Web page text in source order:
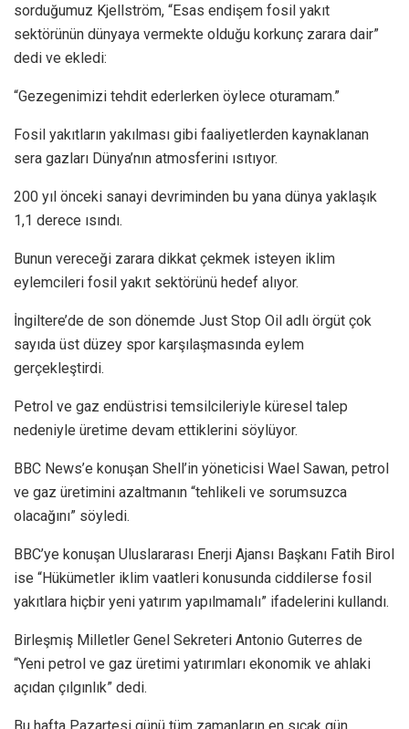
sorduğumuz Kjellström, “Esas endişem fosil yakıt
sektörünün dünyaya vermekte olduğu korkunç zarara dair”
dedi ve ekledi:
“Gezegenimizi tehdit ederlerken öylece oturamam.”
Fosil yakıtların yakılması gibi faaliyetlerden kaynaklanan
sera gazları Dünya’nın atmosferini ısıtıyor.
200 yıl önceki sanayi devriminden bu yana dünya yaklaşık
1,1 derece ısındı.
Bunun vereceği zarara dikkat çekmek isteyen iklim
eylemcileri fosil yakıt sektörünü hedef alıyor.
İngiltere’de de son dönemde Just Stop Oil adlı örgüt çok
sayıda üst düzey spor karşılaşmasında eylem
gerçekleştirdi.
Petrol ve gaz endüstrisi temsilcileriyle küresel talep
nedeniyle üretime devam ettiklerini söylüyor.
BBC News’e konuşan Shell’in yöneticisi Wael Sawan, petrol
ve gaz üretimini azaltmanın “tehlikeli ve sorumsuzca
olacağını” söyledi.
BBC’ye konuşan Uluslararası Enerji Ajansı Başkanı Fatih Birol
ise “Hükümetler iklim vaatleri konusunda ciddilerse fosil
yakıtlara hiçbir yeni yatırım yapılmamalı” ifadelerini kullandı.
Birleşmiş Milletler Genel Sekreteri Antonio Guterres de
“Yeni petrol ve gaz üretimi yatırımları ekonomik ve ahlaki
açıdan çılgınlık” dedi.
Bu hafta Pazartesi günü tüm zamanların en sıcak gün